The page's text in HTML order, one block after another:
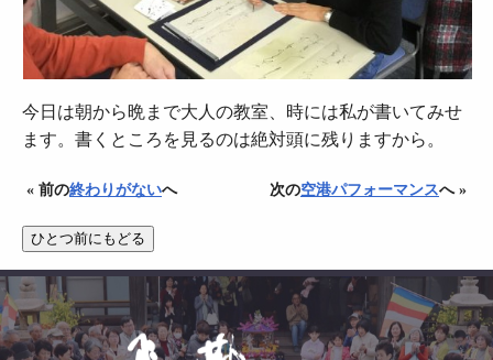
今日は朝から晩まで大人の教室、時には私が書いてみせ
ます。書くところを見るのは絶対頭に残りますから。
« 前の終わりがないへ 次の空港パフォーマンスへ »